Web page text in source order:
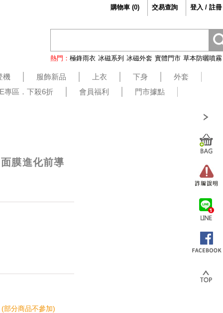
熱門： 極鋒雨衣 冰磁系列 冰磁外套 實體門市 草本防曬噴霧
機 服飾新品 上衣 下身
外套
專區．下殺6折 會員福利
門市據點
購物車 (0) 交易查詢 登入 / 註冊
膜進化前導
部分商品不參加)